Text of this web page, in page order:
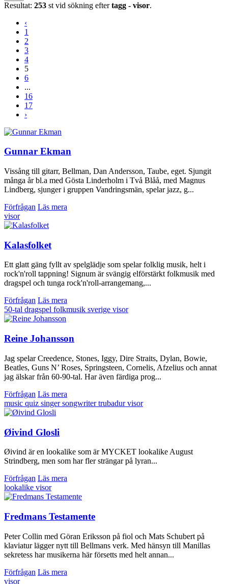
Resultat: 253 st vid sökning eftertagg - visor.
‹
1
2
3
4
5
6
...
16
17
›
Gunnar Ekman
Vissång till gitarr, Bellman, Dan Andersson, Taube, eget. Sjungit
många år bl.a med Gösta Linderholm i Två Blåå, med Magnus
Lindberg, sjunger i gruppen Vandringsmän, spelar jazz, g...
Förfrågan Läs mera
visor
Kalasfolket
Ett glatt gäng fyllt av spelglädje som spelar folklig musik, helt i
rock'n'roll tappning! Signum är svängig elförstärkt folkmusik med
dragspel och tunga rock'n'roll-arrangemang,...
Förfrågan Läs mera
50-tal dragspel folkmusik sverige visor
Reine Johansson
Jag spelar Creedence, Stones, Iggy, Dire Straits, Dylan, Bowie,
Beatles, Guns N’ Roses, Springsteen, Cornelis, Afzelius och annat
jag älskar från 60-90-tal. Har även färdiga prog...
Förfrågan Läs mera
music quiz singer songwritertrubadurvisor
Øivind Glosli
Øivind är en lookalike som är MYCKET lookalike August
Strindberg, men som har fler strängar på lyran...
Förfrågan Läs mera
lookalike visor
Fredmans Testamente
Peter Collin med Göran Eriksson på fiol och Mats Schubert på
klaviatur lägger nytt till Bellmans verk. Med hänsyn till Manillas
sekretess har musikerna här försetts med helt annan...
Förfrågan Läs mera
visor